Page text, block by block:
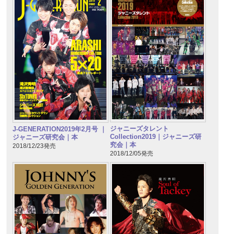
J-GENERATION2019年2月号 ｜
ジャニーズ研究会｜本
2018/12/23発売
ジャニーズタレント
Collection2019｜ジャニーズ研
究会｜本
2018/12/05発売